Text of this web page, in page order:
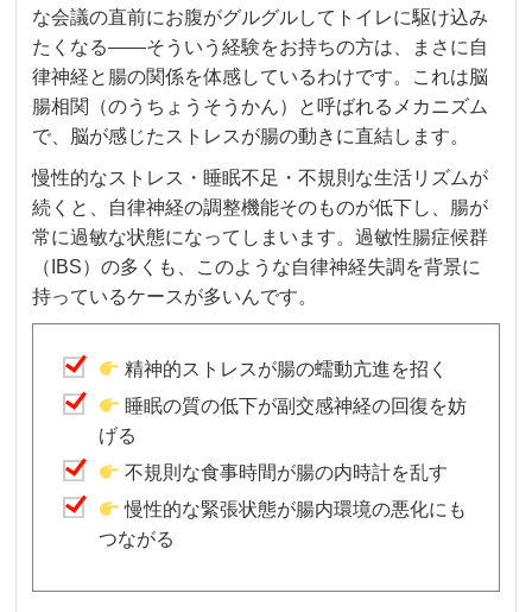
な会議の直前にお腹がグルグルしてトイレに駆け込み
たくなる——そういう経験をお持ちの方は、まさに自
律神経と腸の関係を体感しているわけです。これは脳
腸相関（のうちょうそうかん）と呼ばれるメカニズム
で、脳が感じたストレスが腸の動きに直結します。
慢性的なストレス・睡眠不足・不規則な生活リズムが
続くと、自律神経の調整機能そのものが低下し、腸が
常に過敏な状態になってしまいます。過敏性腸症候群
（IBS）の多くも、このような自律神経失調を背景に
持っているケースが多いんです。
精神的ストレスが腸の蠕動亢進を招く
睡眠の質の低下が副交感神経の回復を妨
げる
不規則な食事時間が腸の内時計を乱す
慢性的な緊張状態が腸内環境の悪化にも
つながる